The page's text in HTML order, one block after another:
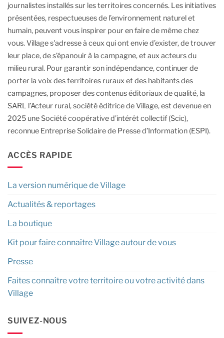
journalistes installés sur les territoires concernés. Les initiatives
présentées, respectueuses de l’environnement naturel et
humain, peuvent vous inspirer pour en faire de même chez
vous.Village s'adresse à ceux qui ont envie d’exister, de trouver
leur place, de s’épanouir à la campagne, et aux acteurs du
milieu rural. Pour garantir son indépendance, continuer de
porter la voix des territoires ruraux et des habitants des
campagnes, proposer des contenus éditoriaux de qualité, la
SARL l’Acteur rural, société éditrice de Village, est devenue en
2025 une Société coopérative d’intérêt collectif (Scic),
reconnue Entreprise Solidaire de Presse d’Information (ESPI).
ACCÈS RAPIDE
La version numérique de Village
Actualités & reportages
La boutique
Kit pour faire connaître Village autour de vous
Presse
Faites connaître votre territoire ou votre activité dans
Village
SUIVEZ-NOUS